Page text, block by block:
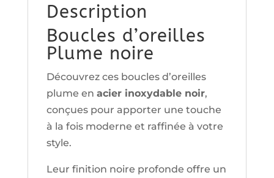
Description
Boucles d’oreilles
Plume noire
Découvrez ces boucles d’oreilles
plume en acier inoxydable noir,
conçues pour apporter une touche
à la fois moderne et raffinée à votre
style.
Leur finition noire profonde offre un